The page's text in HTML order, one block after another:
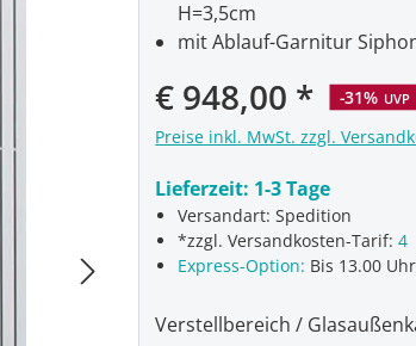
€ 948,00 -31% UVP
Preise inkl. MwSt. zzgl.
Lieferzeit: 1-3 Tage
Versandart: Spedition
*zzgl. Versandkosten-Tarif:4
Express-Option: Bis 13.00
H=3,5cm
mit Ablauf-Garnitur
Verstellbereich /